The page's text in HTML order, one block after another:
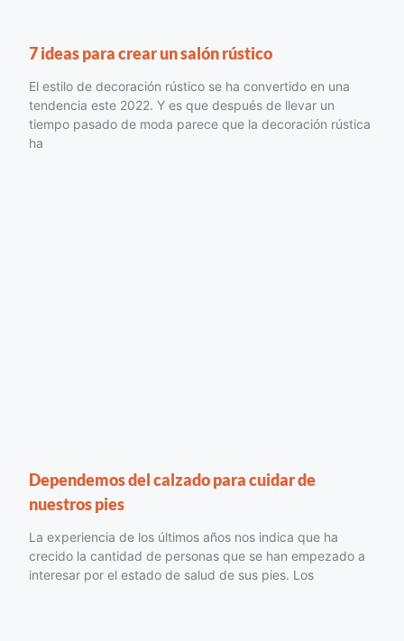
7 ideas para crear un salón rústico
El estilo de decoración rústico se ha convertido en una
tendencia este 2022. Y es que después de llevar un
tiempo pasado de moda parece que la decoración rústica
ha
Dependemos del calzado para cuidar de
nuestros pies
La experiencia de los últimos años nos indica que ha
crecido la cantidad de personas que se han empezado a
interesar por el estado de salud de sus pies. Los